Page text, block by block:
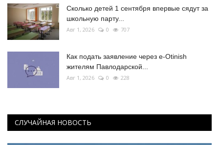
Сколько детей 1 сентября впервые сядут за
школьную парту...
Авг 1, 2026 0 707
Как подать заявление через e-Otinish
жителям Павлодарской...
Авг 1, 2026 0 228
СЛУЧАЙНАЯ НОВОСТЬ